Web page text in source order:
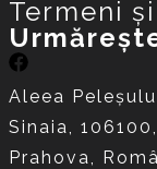
Termeni
Aleea
Sinaia, 106100,
Prahova,